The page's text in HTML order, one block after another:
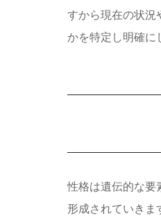
すから現在の状況
かを特定し明確に
性格は遺伝的な要
形成されていきま